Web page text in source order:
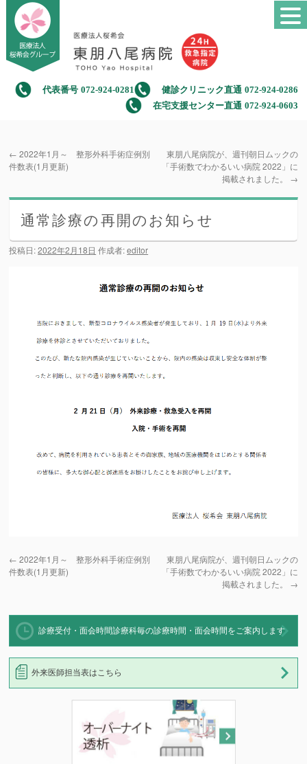
代表番号 072-924-0281 健診クリニック直通 072-924-0286
在宅支援センター直通 072-924-0603
← 2022年1月～ 整形外科手術症例別
件数表(1月更新)
東朋八尾病院が、週刊朝日ムックの
「手術数でわかるいい病院 2022」に
掲載されました。 →
通常診療の再開のお知らせ
投稿日:2022年2月18日 作成者:editor
← 2022年1月～ 整形外科手術症例別
件数表(1月更新)
東朋八尾病院が、週刊朝日ムックの
「手術数でわかるいい病院 2022」に
掲載されました。 →
診療受付・面会時間診療科毎の診療時間・面会時間をご案内します
外来医師担当表はこちら